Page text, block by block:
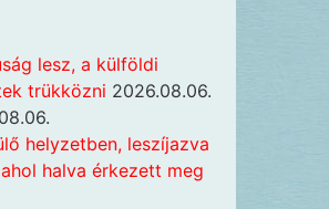
lesz, a külföldi
trükközni 2026.08.06.
helyzetben, leszíjazva
halva érkezett meg